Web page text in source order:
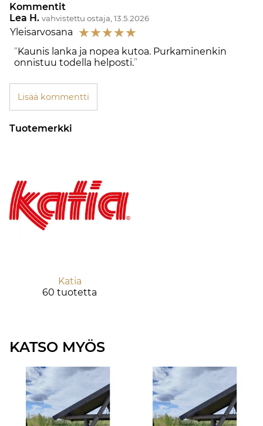
Kommentit
Lea H. vahvistettu ostaja, 13.5.2026
Yleisarvosana ☆☆☆☆☆
Kaunis lanka ja nopea kutoa. Purkaminenkin
onnistuu todella helposti.
Lisää kommentti
Tuotemerkki
Katia
60 tuotetta
KATSO MYÖS